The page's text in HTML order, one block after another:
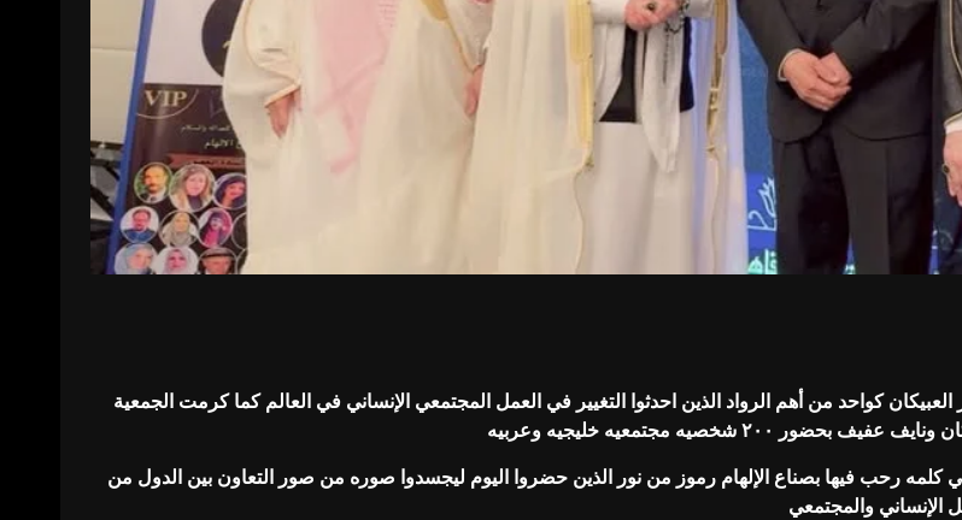
كواحد من أهم الرواد الذين احدثوا التغيير في العمل المجتمعي الإنساني في العالم كما كرمت الجمعية
شخصيه مجتمعيه خليجيه وعربيه
كلمه رحب فيها بصناع الإلهام رموز من نور الذين حضروا اليوم ليجسدوا صوره من صور التعاون بين الدول من
والمجتمعي